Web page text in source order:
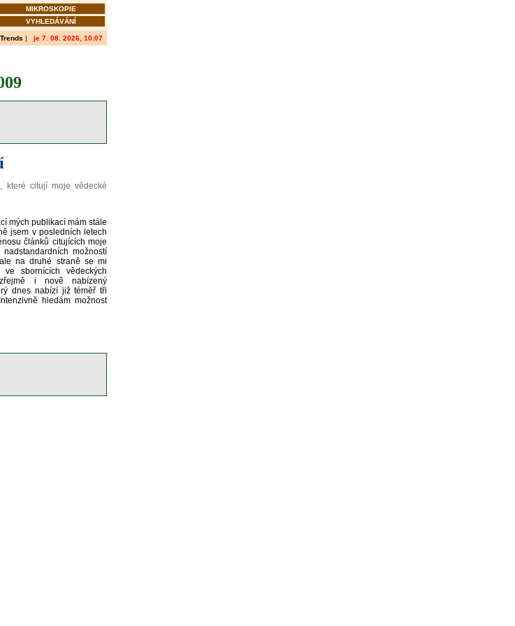
MIKROSKOPIE
VYHLEDÁVÁNÍ
Trends | je 7. 08. 2026, 10:07
které citují moje vědecké
mých publikací mám stále
jsem v posledních letech
článků citujících moje
možností
na druhé straně se mi
sbornících vědeckých
i nově nabízený
dnes nabízí již téměř tři
hledám možnost